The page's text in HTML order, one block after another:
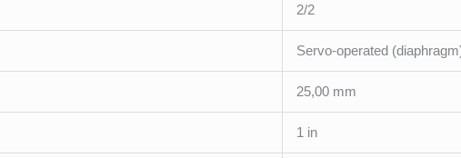
2/2
Servo-operated
25,00 mm
1 in